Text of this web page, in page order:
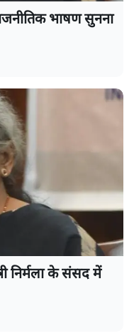
भाषण सुनना
निर्मला के संसद में